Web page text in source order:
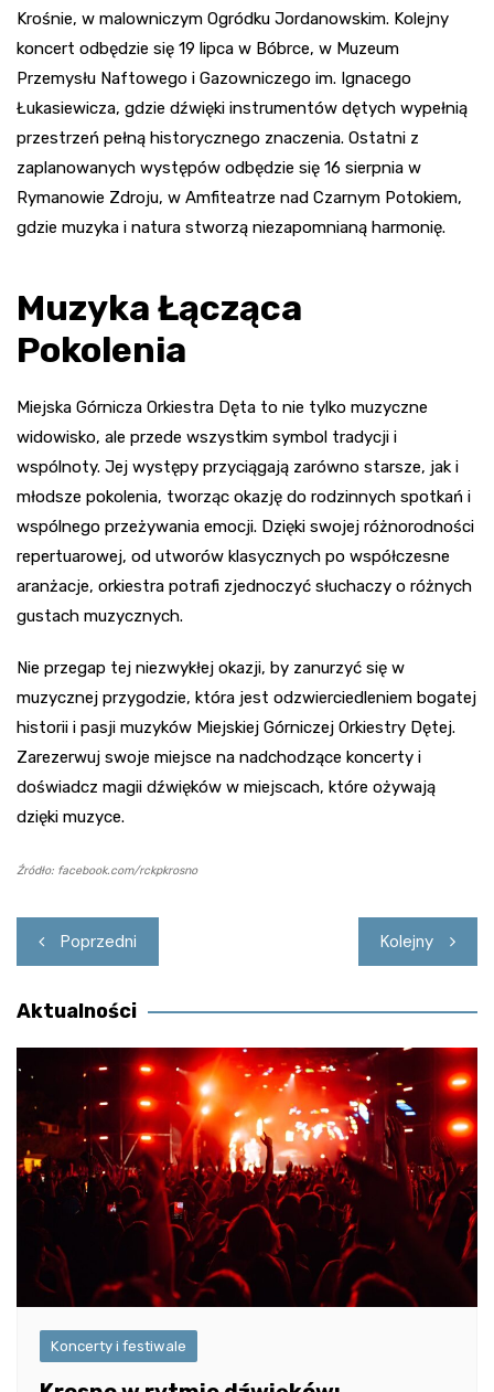
Krośnie, w malowniczym Ogródku Jordanowskim. Kolejny
koncert odbędzie się 19 lipca w Bóbrce, w Muzeum
Przemysłu Naftowego i Gazowniczego im. Ignacego
Łukasiewicza, gdzie dźwięki instrumentów dętych wypełnią
przestrzeń pełną historycznego znaczenia. Ostatni z
zaplanowanych występów odbędzie się 16 sierpnia w
Rymanowie Zdroju, w Amfiteatrze nad Czarnym Potokiem,
gdzie muzyka i natura stworzą niezapomnianą harmonię.
Muzyka Łącząca
Pokolenia
Miejska Górnicza Orkiestra Dęta to nie tylko muzyczne
widowisko, ale przede wszystkim symbol tradycji i
wspólnoty. Jej występy przyciągają zarówno starsze, jak i
młodsze pokolenia, tworząc okazję do rodzinnych spotkań i
wspólnego przeżywania emocji. Dzięki swojej różnorodności
repertuarowej, od utworów klasycznych po współczesne
aranżacje, orkiestra potrafi zjednoczyć słuchaczy o różnych
gustach muzycznych.
Nie przegap tej niezwykłej okazji, by zanurzyć się w
muzycznej przygodzie, która jest odzwierciedleniem bogatej
historii i pasji muzyków Miejskiej Górniczej Orkiestry Dętej.
Zarezerwuj swoje miejsce na nadchodzące koncerty i
doświadcz magii dźwięków w miejscach, które ożywają
dzięki muzyce.
Źródło: facebook.com/rckpkrosno
Nawigacja
wpisu
Poprzedni Kolejny
Aktualności
Koncerty i festiwale